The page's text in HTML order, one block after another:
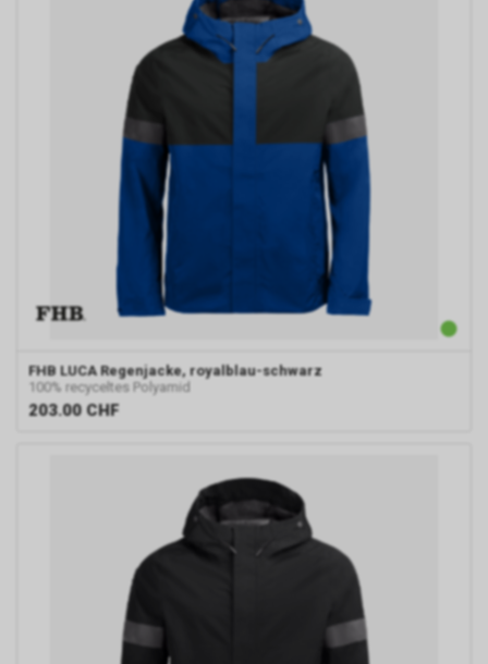
FHB LUCA Regenjacke, royalblau-schwarz
100% recyceltes Polyamid
203.00 CHF